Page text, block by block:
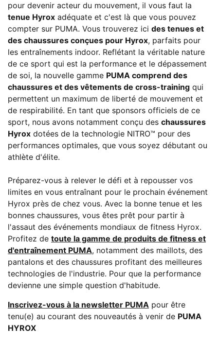
pour devenir acteur du mouvement, il vous faut la
tenue Hyrox adéquate et c'est là que vous pouvez
compter sur PUMA. Vous trouverez ici des tenues et
des chaussures conçues pour Hyrox, parfaits pour
les entraînements indoor. Reflétant la véritable nature
de ce sport qui est la performance et le dépassement
de soi, la nouvelle gamme PUMA comprend des
chaussures et des vêtements de cross-training qui
permettent un maximum de liberté de mouvement et
de respirabilité. En tant que sponsors officiels de ce
sport, nous avons notamment conçu des chaussures
Hyrox dotées de la technologie NITRO™ pour des
performances optimales, que vous soyez débutant ou
athlète d'élite.
Préparez-vous à relever le défi et à repousser vos
limites en vous entraînant pour le prochain événement
Hyrox près de chez vous. Avec la bonne tenue et les
bonnes chaussures, vous êtes prêt pour partir à
l'assaut des événements mondiaux de fitness Hyrox.
Profitez de toute la gamme de produits de fitness et
d'entraînement PUMA, notamment des maillots, des
pantalons et des chaussures profitant des meilleures
technologies de l'industrie. Pour que la performance
devienne une simple question d'habitude.
Inscrivez-vous à la newsletter PUMA pour être
tenu(e) au courant des nouveautés à venir de PUMA
HYROX